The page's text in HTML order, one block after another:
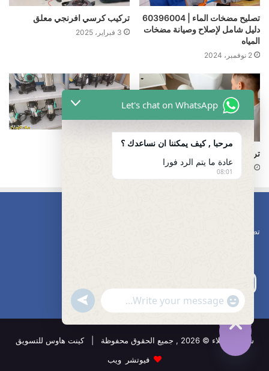
تصليح مضخات الماء | 60396004
دليل شامل لإصلاح وصيانة مضخات
المياه
2 نوفمبر، 2024
تركيب كرسي افرنجي معلق
3 فبراير، 2025
تركيب غطاء قاعدة الحمام كليوباترا
مضخه ماء الكويت
تصليح مضخات
شركة الوكلاء © 2026 , جميع الحقوق محفوظة | كينت هاوس للتسويق
فيوتشر ويب
Hide
chaty
Let's chat on WhatsApp
مرحبا , كيف يمكننا ان نساعدك ؟
عادة ما يتم الرد فورا
08:01
"+chaty_settings.lang.emoji_picker+"
WhatsApp
undefined